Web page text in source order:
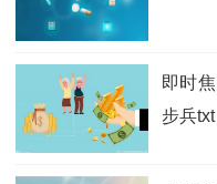
即时
步兵txt